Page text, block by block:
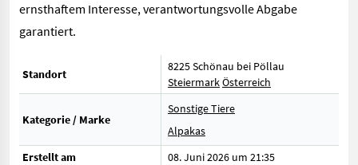
ernsthaftem Interesse, verantwortungsvolle Abgabe
garantiert.
Standort
8225 Schönau bei Pöllau
SteiermarkÖsterreich
Kategorie / Marke
Sonstige Tiere
Alpakas
Erstellt am
08. Juni 2026 um 21:35